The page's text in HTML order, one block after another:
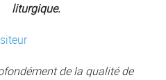
liturgique.
de la qualité de